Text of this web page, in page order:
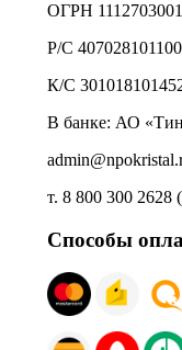
ОГРН
Р/С
К/С
В банке: АО
т. 8 800 300 2628
Способы